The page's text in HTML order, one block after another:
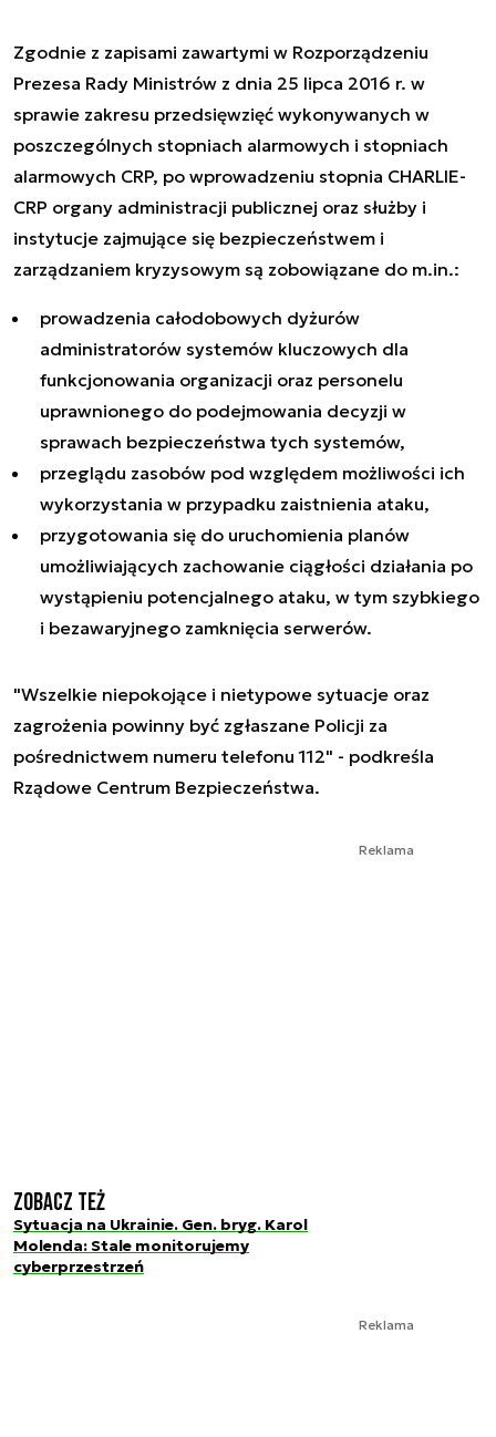
Zgodnie z zapisami zawartymi w Rozporządzeniu
Prezesa Rady Ministrów z dnia 25 lipca 2016 r. w
sprawie zakresu przedsięwzięć wykonywanych w
poszczególnych stopniach alarmowych i stopniach
alarmowych CRP, po wprowadzeniu stopnia CHARLIE-
CRP organy administracji publicznej oraz służby i
instytucje zajmujące się bezpieczeństwem i
zarządzaniem kryzysowym są zobowiązane do m.in.:
prowadzenia całodobowych dyżurów
administratorów systemów kluczowych dla
funkcjonowania organizacji oraz personelu
uprawnionego do podejmowania decyzji w
sprawach bezpieczeństwa tych systemów,
przeglądu zasobów pod względem możliwości ich
wykorzystania w przypadku zaistnienia ataku,
przygotowania się do uruchomienia planów
umożliwiających zachowanie ciągłości działania po
wystąpieniu potencjalnego ataku, w tym szybkiego
i bezawaryjnego zamknięcia serwerów.
"Wszelkie niepokojące i nietypowe sytuacje oraz
zagrożenia powinny być zgłaszane Policji za
pośrednictwem numeru telefonu 112" - podkreśla
Rządowe Centrum Bezpieczeństwa.
Reklama
Zobacz też
Sytuacja na Ukrainie. Gen. bryg. Karol
Molenda: Stale monitorujemy
cyberprzestrzeń
Reklama